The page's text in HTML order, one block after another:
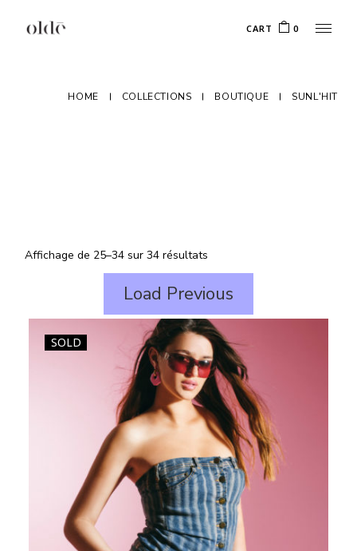
CART 0
HOME COLLECTIONS BOUTIQUE SUNL'HIT
Affichage de 25–34 sur 34 résultats
plus
au
ancien
Load Previous
SOLD